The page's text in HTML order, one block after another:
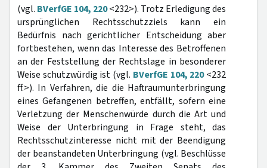
(vgl. BVerfGE 104, 220<232>). Trotz Erledigung des
ursprünglichen Rechtsschutzziels kann ein
Bedürfnis nach gerichtlicher Entscheidung aber
fortbestehen, wenn das Interesse des Betroffenen
an der Feststellung der Rechtslage in besonderer
Weise schutzwürdig ist (vgl. BVerfGE 104, 220<232
ff.>). In Verfahren, die die Haftraumunterbringung
eines Gefangenen betreffen, entfällt, sofern eine
Verletzung der Menschenwürde durch die Art und
Weise der Unterbringung in Frage steht, das
Rechtsschutzinteresse nicht mit der Beendigung
der beanstandeten Unterbringung (vgl. Beschlüsse